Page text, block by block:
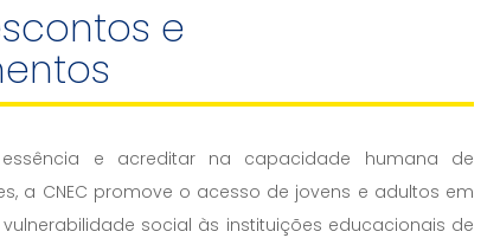
e
e acreditar na capacidade humana de
a CNEC promove o acesso de jovens e adultos em
social às instituições educacionais de